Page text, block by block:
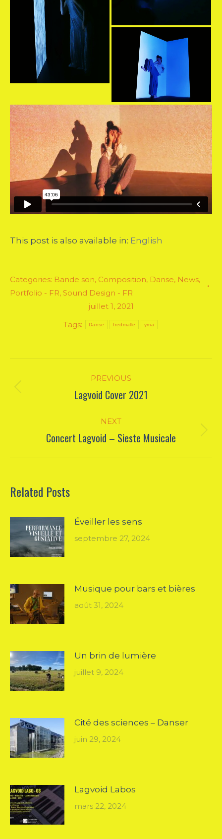
This post is also available in: English
Categories: Bande son, Composition, Danse, News,
Portfolio - FR, Sound Design - FR
juillet 1, 2021
Tags:
Danse fredmalle yma
PREVIOUS
Previous
Lagvoid Cover 2021
NEXT
Next
Concert Lagvoid – Sieste Musicale
Related Posts
Éveiller les sens
septembre 27, 2024
Musique pour bars et bières
août 31, 2024
Un brin de lumière
juillet 9, 2024
Cité des sciences – Danser
juin 29, 2024
Lagvoid Labos
mars 22, 2024